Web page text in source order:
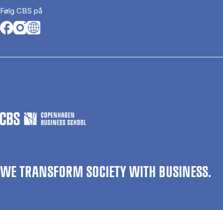
Følg CBS på
Opens in a new tab
Opens in a new tab
Opens in a new tab
WE TRANSFORM SOCIETY WITH BUSINESS.